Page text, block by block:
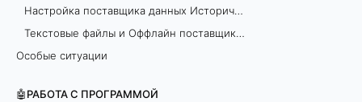
Настройка поставщика данных Исторические данные
Текстовые файлы и Оффлайн поставщики данных
Особые ситуации
🤖РАБОТА С ПРОГРАММОЙ
р